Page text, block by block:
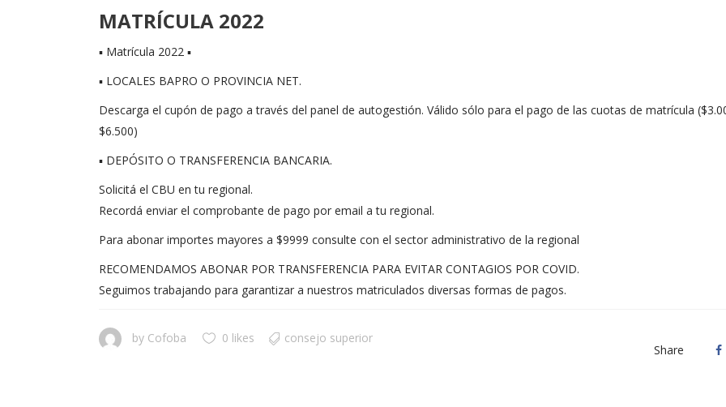
MATRÍCULA 2022
▪ Matrícula 2022 ▪
▪ LOCALES BAPRO O PROVINCIA NET.
Descarga el cupón de pago a través del panel de autogestión. Válido sólo para el pago de las cuotas de matrícula
$6.500)
▪ DEPÓSITO O TRANSFERENCIA BANCARIA.
Solicitá el CBU en tu regional.
Recordá enviar el comprobante de pago por email a tu regional.
Para abonar importes mayores a $9999 consulte con el sector administrativo de la regional
RECOMENDAMOS ABONAR POR TRANSFERENCIA PARA EVITAR CONTAGIOS POR COVID.
Seguimos trabajando para garantizar a nuestros matriculados diversas formas de pagos.
by Cofoba 0 likes consejo superior
Share